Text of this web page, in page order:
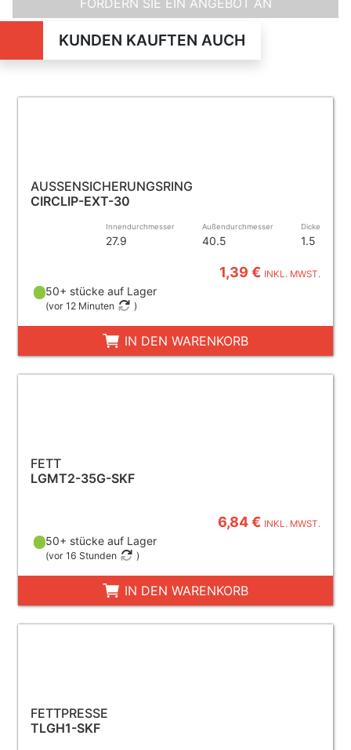
KUNDEN KAUFTEN AUCH
AUSSENSICHERUNGSRING
CIRCLIP-EXT-30
Innendurchmesser
27.9
Außendurchmesser
40.5
Dicke
1.5
1,39 € INKL. MWST.
50+ stücke auf Lager
(vor 12 Minuten )
IN DEN WARENKORB
FETT
LGMT2-35G-SKF
6,84 € INKL. MWST.
50+ stücke auf Lager
(vor 16 Stunden )
IN DEN WARENKORB
FETTPRESSE
TLGH1-SKF